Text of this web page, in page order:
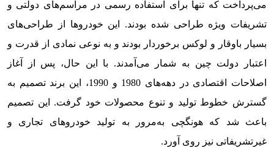
می‌پرداخت که تنها برای استفاده رسمی در مراسم‌های دولتی و
تشریفات ویژه طراحی شده بودند. این خودروها از طراحی‌های
بسیار باوقار و لوکس برخوردار بودند و به نوعی نمادی از قدرت و
اعتبار دولت چین به شمار می‌آمدند. با این حال، پس از آغاز
اصلاحات اقتصادی در دهه‌های 1980 و 1990، این برند تصمیم به
گسترش خطوط تولید و تنوع محصولات خود گرفت. این تصمیم
باعث شد که هونگچی به‌مرور به تولید خودروهای تجاری و
غیرتشریفاتی نیز روی آورد.